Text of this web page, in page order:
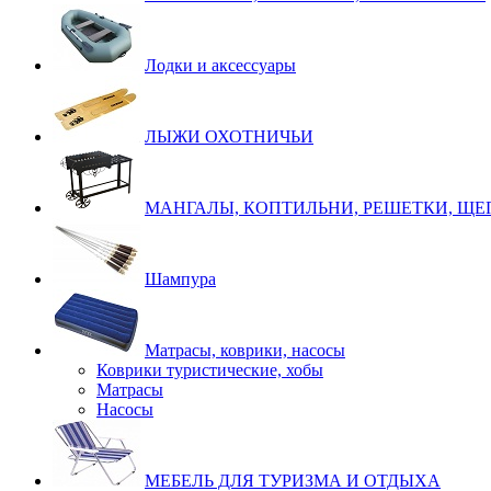
Лодки и аксессуары
ЛЫЖИ ОХОТНИЧЬИ
МАНГАЛЫ, КОПТИЛЬНИ, РЕШЕТКИ,
Шампура
Матрасы, коврики, насосы
Коврики туристические, хобы
Матрасы
Насосы
МЕБЕЛЬ ДЛЯ ТУРИЗМА И ОТДЫХА